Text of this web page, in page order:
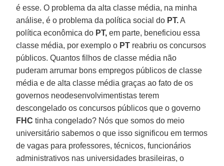
é esse. O problema da alta classe média, na minha
análise, é o problema da política social do PT.A
política econômica do PT, em parte, beneficiou essa
classe média, por exemplo o PT reabriu os concursos
públicos. Quantos filhos de classe média não
puderam arrumar bons empregos públicos de classe
média e de alta classe média graças ao fato de os
governos neodesenvolvimentistas terem
descongelado os concursos públicos que o governo
FHC tinha congelado? Nós que somos do meio
universitário sabemos o que isso significou em termos
de vagas para professores, técnicos, funcionários
administrativos nas universidades brasileiras, o